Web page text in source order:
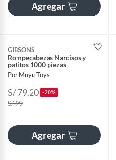
Agregar
GIBSONS
Rompecabezas Narcisos y
patitos 1000 piezas
Por Muyu Toys
S/ 79.20 -20%
S/ 99
Agregar